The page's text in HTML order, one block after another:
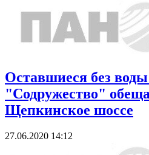
Оставшиеся без
"Содружество"
Щепкинское шоссе
27.06.2020 14:12